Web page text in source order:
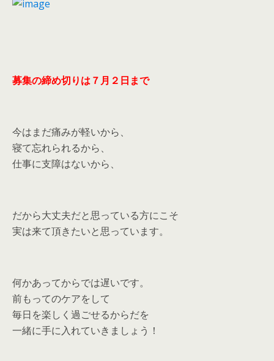
募集の締め切りは７月２日まで
今はまだ痛みが軽いから、
寝て忘れられるから、
仕事に支障はないから、
だから大丈夫だと思っている方にこそ
実は来て頂きたいと思っています。
何かあってからでは遅いです。
前もってのケアをして
毎日を楽しく過ごせるからだを
一緒に手に入れていきましょう！